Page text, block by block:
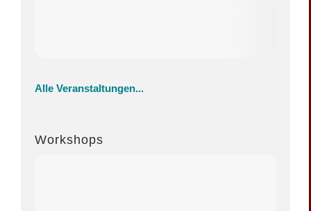
Alle Veranstaltungen...
Workshops